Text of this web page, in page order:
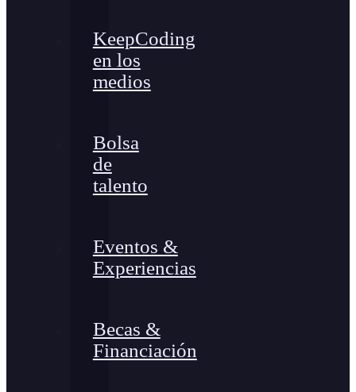
KeepCoding
en los
medios
Bolsa
de
talento
Eventos &
Experiencias
Becas &
Financiación